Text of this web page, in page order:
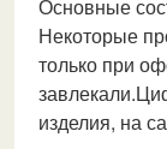
Основные
Некоторые
только при
изделия, на